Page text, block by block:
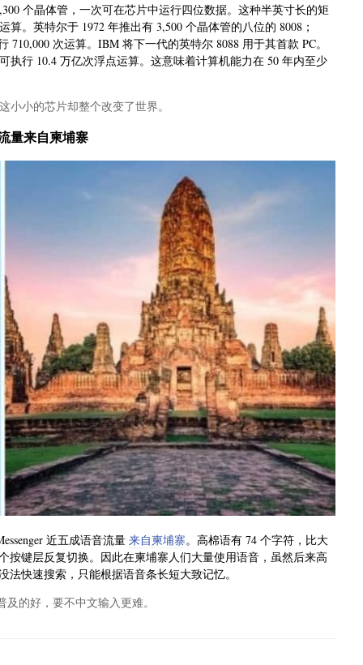
个晶体管，一次可在芯片中运行四位数据。这种半英寸长的矩
。英特尔于 1972 年推出有 3,500 个晶体管的八位的 8008；
次运算。IBM 将下一代的英特尔 8088 用于其首款 PC。
执行 10.4 万亿次浮点运算。这意味着计算机能力在 50 年内至少
小的芯片却整个改变了世界。
量来自柬埔寨
近五成语音流量 来自柬埔寨。高棉语有 74 个字符，比大
键层反复切换。因此在柬埔寨人们大量使用语音，虽然后来高
快速搜索，只能根据语音条长短大致记忆。
的好，要不中文输入更难。